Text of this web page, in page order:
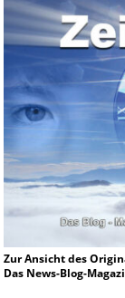
Zur Ansicht des
Das News-Blog-